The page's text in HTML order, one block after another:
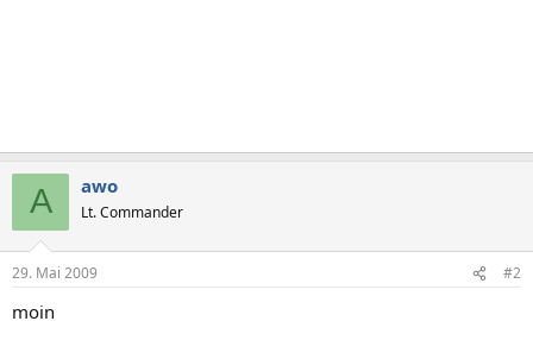
A awo
Lt. Commander
29. Mai 2009 #2
moin